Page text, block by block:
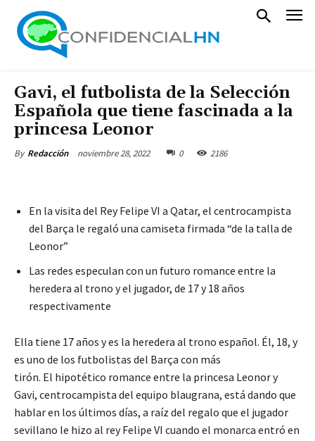
Gavi, el futbolista de la Selección
Española que tiene fascinada a la
princesa Leonor
By Redacción noviembre 28, 2022 0 2186
En la visita del Rey Felipe VI a Qatar, el centrocampista
del Barça le regaló una camiseta firmada “de la talla de
Leonor”
Las redes especulan con un futuro romance entre la
heredera al trono y el jugador, de 17 y 18 años
respectivamente
Ella tiene 17 años y es la heredera al trono español. Él, 18, y
es uno de los futbolistas del Barça con más
tirón. El hipotético romance entre la princesa Leonor y
Gavi, centrocampista del equipo blaugrana, está dando que
hablar en los últimos días, a raíz del regalo que el jugador
sevillano le hizo al rey Felipe VI cuando el monarca entró en